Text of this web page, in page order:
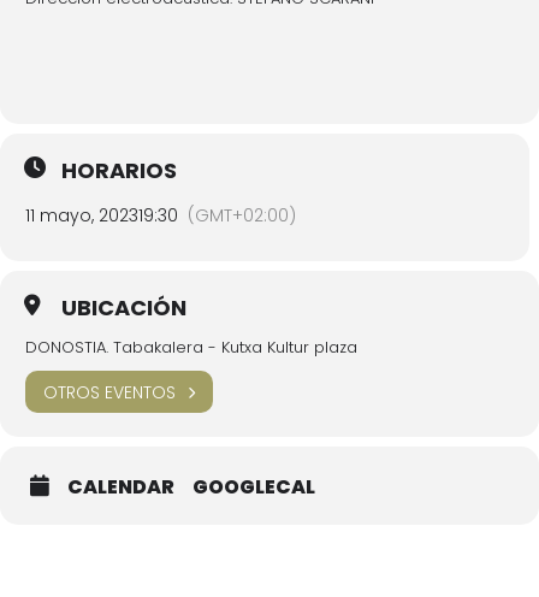
HORARIOS
11 mayo, 202319:30 (GMT+02:00)
UBICACIÓN
DONOSTIA. Tabakalera - Kutxa Kultur plaza
OTROS EVENTOS
CALENDAR GOOGLECAL